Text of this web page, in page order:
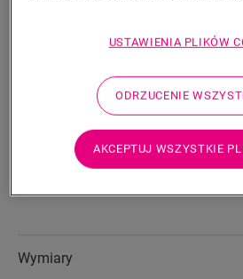
dopasowana do koloru podłogi.
być również przydatna jako
istniejącymi listwami. Łatwy montaż
Aby uzyskać wodoszczelne
paskami piankowymi Foamstrip,
przypodłogowa Scotia dostępna jest
Wymiary
USTAWIENIA PLIKÓW
ODRZUCENIE
AKCEPTUJ WSZYSTKIE